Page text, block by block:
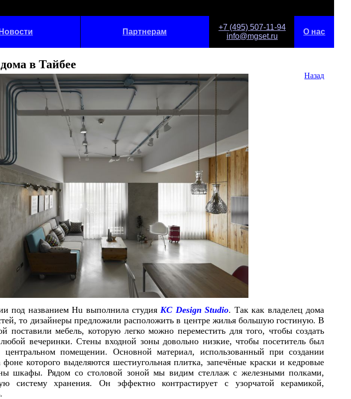
Новости Партнерам
+7 (495) 507-11-94
info@mgset.ru
О нас
в Тайбее
Назад
под названием Hu выполнила студияKC Design Studio. Так как владелец дома
то дизайнеры предложили расположить в центре жилья большую гостиную. В
поставили мебель, которую легко можно переместить для того, чтобы создать
любой вечеринки. Стены входной зоны довольно низкие, чтобы посетитель был
центральном помещении. Основной материал, использованный при создании
которого выделяются шестиугольная плитка, запечёные краски и кедровые
шкафы. Рядом со столовой зоной мы видим стеллаж с железными полками,
систему хранения. Он эффектно контрастирует с узорчатой керамикой,